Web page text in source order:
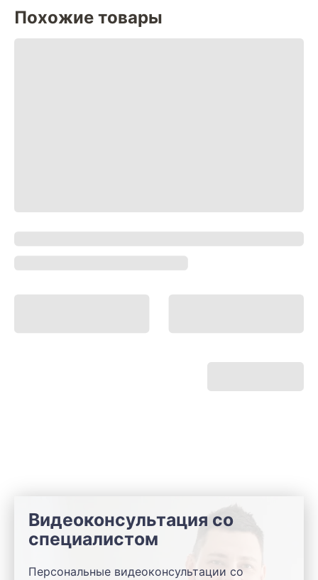
Похожие товары
Видеоконсультация со
специалистом
Персональные видеоконсультации со